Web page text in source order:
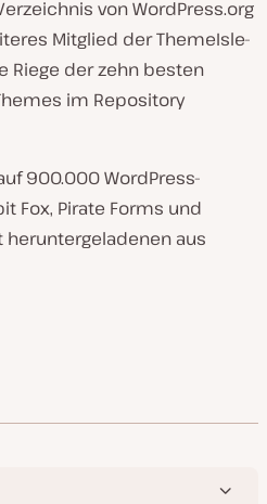
von WordPress.org
Mitglied der ThemeIsle-
Riege der zehn besten
im Repository
900.000 WordPress-
Fox, Pirate Forms und
heruntergeladenen aus